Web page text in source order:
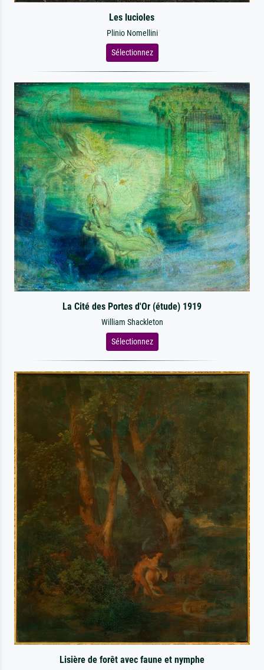
Les lucioles
Plinio Nomellini
Sélectionnez
La Cité des Portes d'Or (étude) 1919
William Shackleton
Sélectionnez
Lisière de forêt avec faune et nymphe